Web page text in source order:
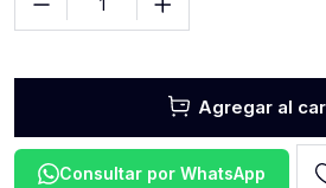
Agregar al
Consultar por WhatsApp